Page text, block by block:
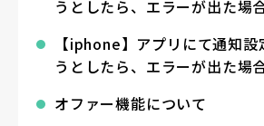
うとしたら、エラーが出た場
【iphone】アプリにて通知
うとしたら、エラーが出た場
オファー機能について